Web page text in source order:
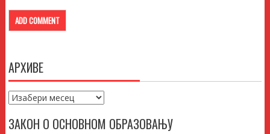
АРХИВЕ
Архиве
ЗАКОН О ОСНОВНОМ ОБРАЗОВАЊУ